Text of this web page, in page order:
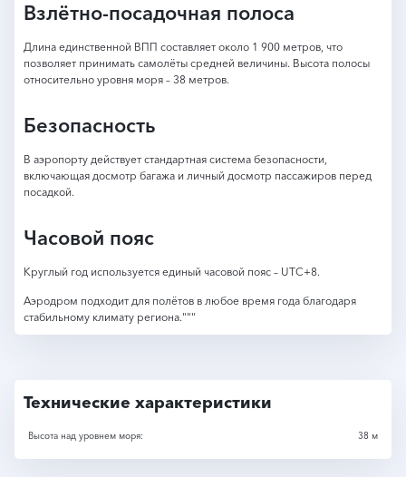
Взлётно-посадочная полоса
Длина единственной ВПП составляет около 1 900 метров, что
позволяет принимать самолёты средней величины. Высота полосы
относительно уровня моря – 38 метров.
Безопасность
В аэропорту действует стандартная система безопасности,
включающая досмотр багажа и личный досмотр пассажиров перед
посадкой.
Часовой пояс
Круглый год используется единый часовой пояс – UTC+8.
Аэродром подходит для полётов в любое время года благодаря
стабильному климату региона."""
Технические характеристики
Высота над уровнем моря: 38 м